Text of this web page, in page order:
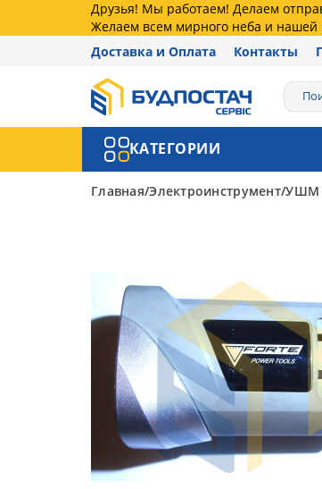
Друзья! Мы работаем! Делаем
Желаем всем мирного неба и нашей
Доставка и Оплата
Контакты
КАТЕГОРИИ
Главная Электроинструмент УШМ